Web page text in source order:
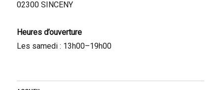
02300 SINCENY
Heures d’ouverture
Les samedi : 13h00–19h00